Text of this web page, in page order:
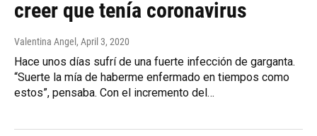
creer que tenía coronavirus
Valentina Angel , April 3, 2020
Hace unos días sufrí de una fuerte infección de garganta.
“Suerte la mía de haberme enfermado en tiempos como
estos”, pensaba. Con el incremento del…